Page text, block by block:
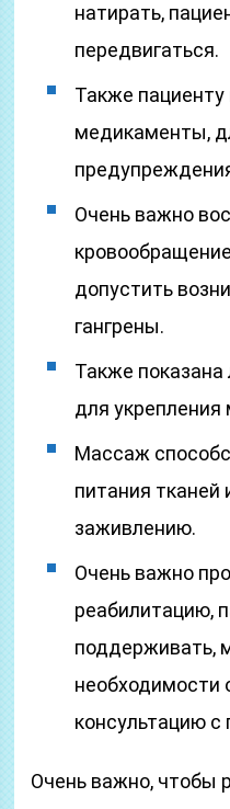
натирать,
передвигаться.
Также
медикаменты,
Очень важно
допустить
гангрены.
Также показана
для
Массаж
питания тканей
заживлению.
Очень важно
реабилитацию,
поддерживать,
необходимости
консультацию с
Очень важно, чтобы